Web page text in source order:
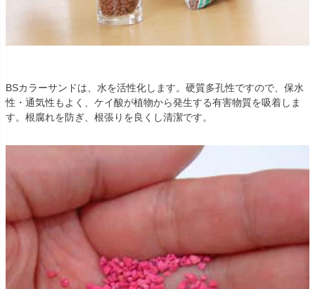
BSカラーサンドは、水を活性化します。硬質多孔性ですので、保水
性・通気性もよく、ケイ酸が植物から発生する有害物質を吸着しま
す。根腐れを防ぎ、根張りを良くし清潔です。